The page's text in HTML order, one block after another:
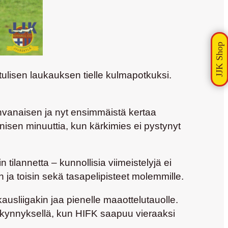
laukauksen tielle kulmapotkuksi.
ja nyt ensimmäistä kertaa
minuuttia, kun kärkimies ei pystynyt
tilannetta – kunnollisia viimeistelyjä ei
toisin sekä tasapelipisteet molemmille.
jaa pienelle maaottelutauolle.
kun HIFK saapuu vieraaksi